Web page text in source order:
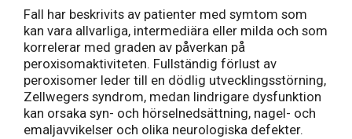
Fall har beskrivits av patienter med symtom som
kan vara allvarliga, intermediära eller milda och som
korrelerar med graden av påverkan på
peroxisomaktiviteten. Fullständig förlust av
peroxisomer leder till en dödlig utvecklingsstörning,
Zellwegers syndrom, medan lindrigare dysfunktion
kan orsaka syn- och hörselnedsättning, nagel- och
emaljavvikelser och olika neurologiska defekter.